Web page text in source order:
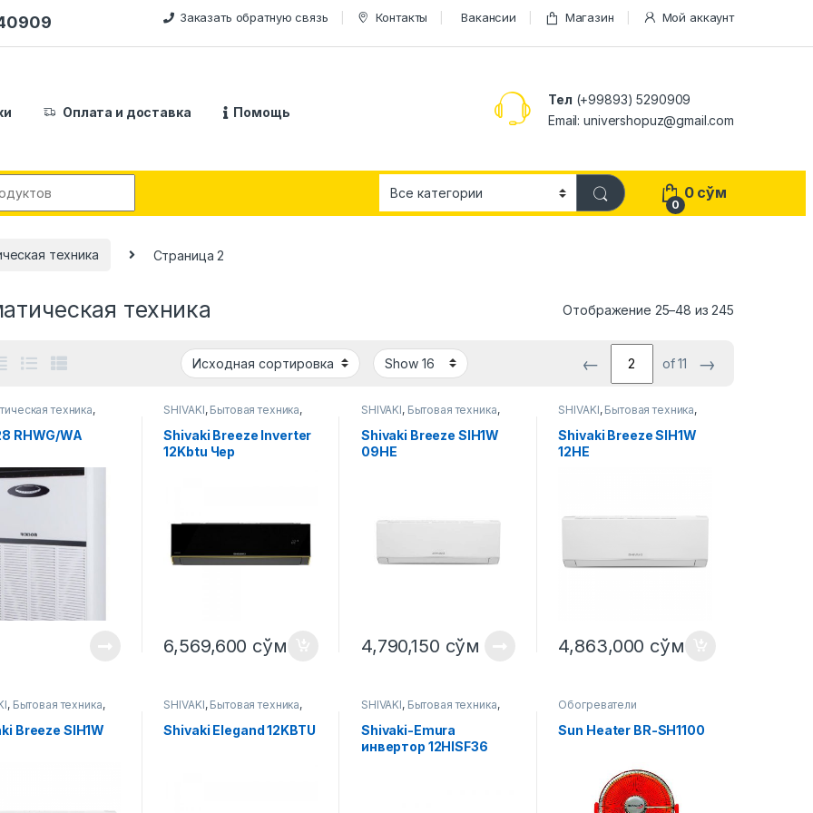
Заказать обратную связь Контакты Вакансии Магазин Мой аккаунт
Оплата и доставка Помощь
Тел (+99893) 5290909
Email: univershopuz@gmail.com
0
0 сўм
техника Страница 2
техника Отображение 25–48 из 245
← of 11 →
техника,
RHWG/WA
SHIVAKI, Бытовая техника,
Кондиционер
Shivaki Breeze Inverter
12Kbtu Чер
6,569,600 сўм
SHIVAKI, Бытовая техника,
Кондиционер
Shivaki Breeze SIH1W
09HE
4,790,150 сўм
SHIVAKI, Бытовая техника,
Кондиционер
Shivaki Breeze SIH1W
12HE
4,863,000 сўм
, Бытовая техника,
Breeze SIH1W
SHIVAKI, Бытовая техника,
Кондиционер
Shivaki Elegand 12KBTU
SHIVAKI, Бытовая техника,
Кондиционер
Shivaki-Emura
инвертор 12HISF36
Обогреватели
Sun Heater BR-SH1100